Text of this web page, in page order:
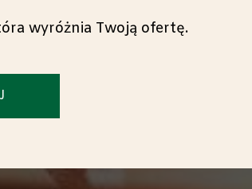
wyróżnia Twoją ofertę.